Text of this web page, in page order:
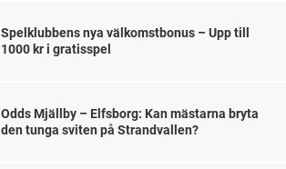
Spelklubbens nya välkomstbonus – Upp till
1000 kr i gratisspel
Odds Mjällby – Elfsborg: Kan mästarna bryta
den tunga sviten på Strandvallen?